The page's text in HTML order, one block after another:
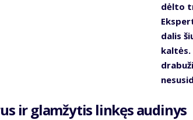
dėlto
dalis
kaltės.
ir glamžytis linkęs audinys